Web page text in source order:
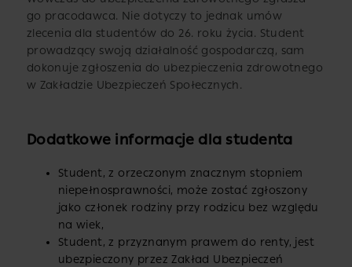
go pracodawca. Nie dotyczy to jednak umów
zlecenia dla studentów do 26. roku życia. Student
prowadzący swoją działalność gospodarczą, sam
dokonuje zgłoszenia do ubezpieczenia zdrowotnego
w Zakładzie Ubezpieczeń Społecznych.
Dodatkowe informacje dla studenta
Student, z orzeczonym znacznym stopniem
niepełnosprawności, może zostać zgłoszony
jako członek rodziny przy rodzicu bez względu
na wiek,
Student, z przyznanym prawem do renty, jest
ubezpieczony przez Zakład Ubezpieczeń